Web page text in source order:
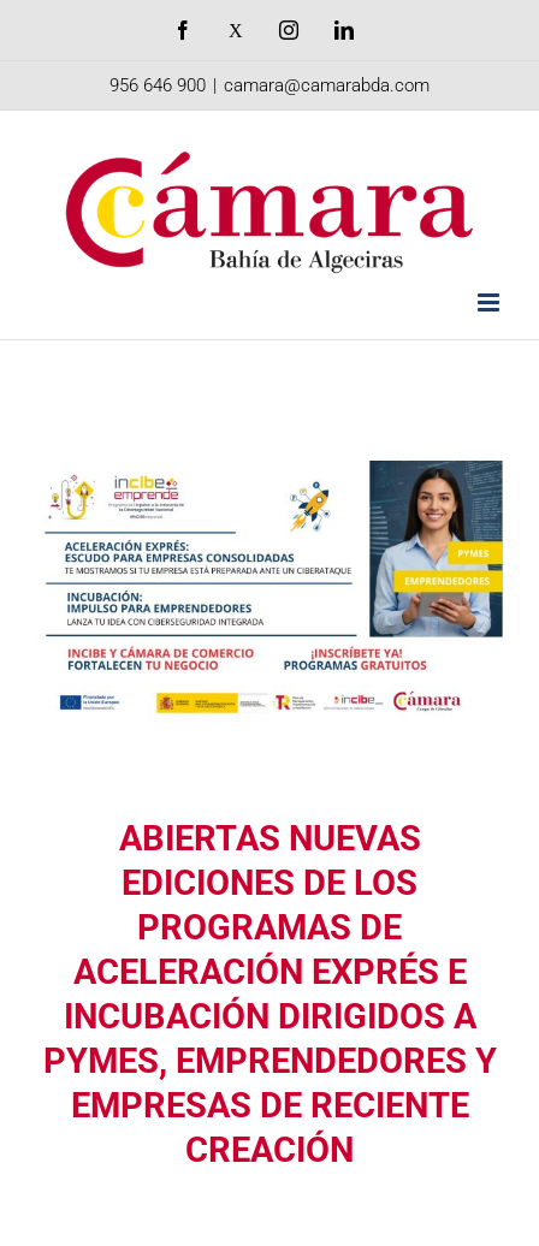
Facebook InstagramLinkedIn
956 646 900 | camara@camarabda.com
ABIERTAS NUEVAS
EDICIONES DE LOS
PROGRAMAS DE
ACELERACIÓN EXPRÉS E
INCUBACIÓN DIRIGIDOS A
PYMES, EMPRENDEDORES Y
EMPRESAS DE RECIENTE
CREACIÓN